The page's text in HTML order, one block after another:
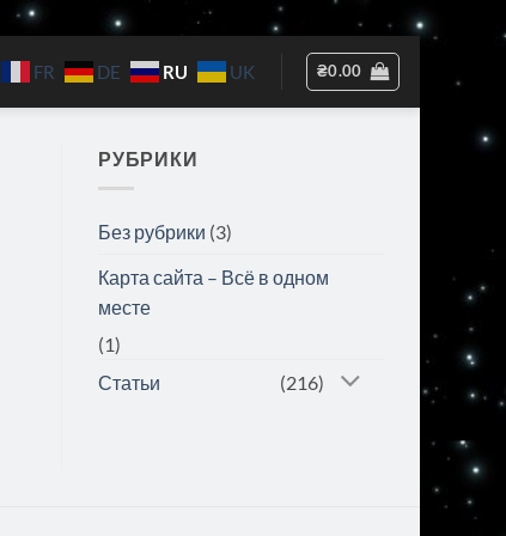
FR DE RU UK ₴0.00
РУБРИКИ
Без рубрики (3)
Карта сайта – Всё в одном
месте
(1)
Статьи
(216)